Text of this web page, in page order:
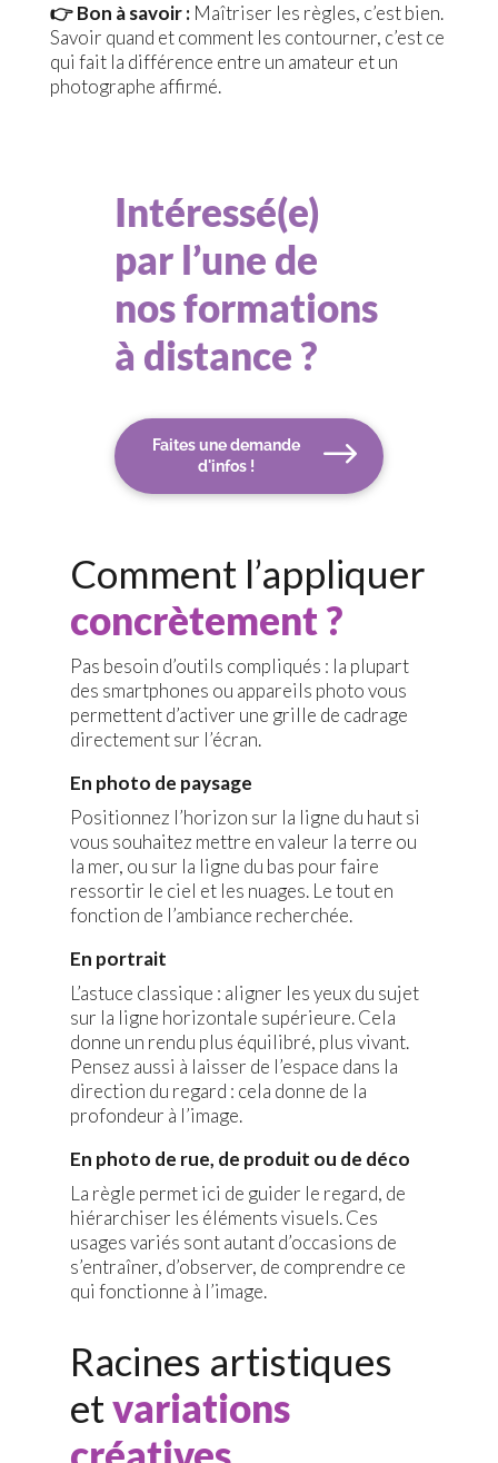
👉 Bon à savoir : Maîtriser les règles, c’est bien.
Savoir quand et comment les contourner, c’est ce
qui fait la différence entre un amateur et un
photographe affirmé.
Intéressé(e)
par l’une de
nos formations
à distance ?
Faites une demande
d'infos !
Comment l’appliquer
concrètement ?
Pas besoin d’outils compliqués : la plupart
des smartphones ou appareils photo vous
permettent d’activer une grille de cadrage
directement sur l’écran.
En photo de paysage
Positionnez l’horizon sur la ligne du haut si
vous souhaitez mettre en valeur la terre ou
la mer, ou sur la ligne du bas pour faire
ressortir le ciel et les nuages. Le tout en
fonction de l’ambiance recherchée.
En portrait
L’astuce classique : aligner les yeux du sujet
sur la ligne horizontale supérieure. Cela
donne un rendu plus équilibré, plus vivant.
Pensez aussi à laisser de l’espace dans la
direction du regard : cela donne de la
profondeur à l’image.
En photo de rue, de produit ou de déco
La règle permet ici de guider le regard, de
hiérarchiser les éléments visuels. Ces
usages variés sont autant d’occasions de
s’entraîner, d’observer, de comprendre ce
qui fonctionne à l’image.
Racines artistiques
etvariations